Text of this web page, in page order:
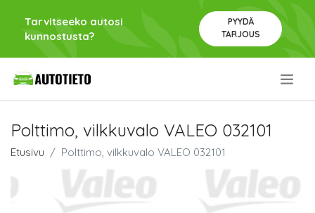
Tarvitseeko autosi
kunnostusta?
PYYDÄ
TARJOUS
Polttimo, vilkkuvalo VALEO 032101
Etusivu Polttimo, vilkkuvalo VALEO 032101